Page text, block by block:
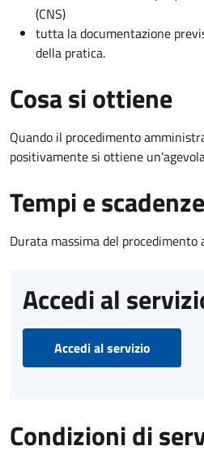
(CNS)
tutta la documentazione
della pratica.
Cosa si ottiene
Quando il procedimento
positivamente si ottiene
Tempi e scadenze
Durata massima del
Accedi al
Accedi al servizio
Condizioni di